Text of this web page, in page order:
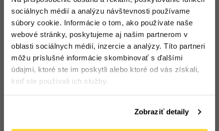
sociálnych médií a analýzu návštevnosti používame
súbory cookie. Informácie o tom, ako používate naše
webové stránky, poskytujeme aj našim partnerom v
oblasti sociálnych médií, inzercie a analýzy. Títo partneri
môžu príslušné informácie skombinovať s ďalšími
údajmi, ktoré ste im poskytli alebo ktoré od vás získali,
keď ste používali ich služby.
Zobraziť detaily
Podložka pod tortu 24
cm lepenka RECY, 100
cm obojstranná
Počet bal. v kartóne: